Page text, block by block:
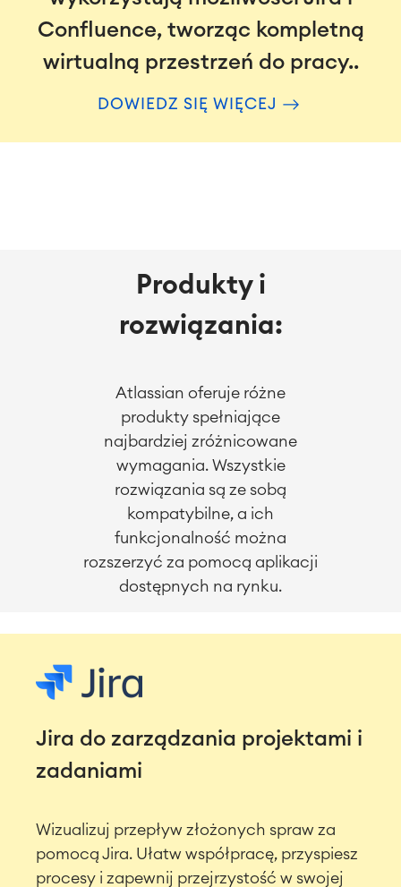
Confluence, tworząc kompletną
wirtualną przestrzeń do pracy..
DOWIEDZ SIĘ WIĘCEJ
Produkty i
rozwiązania:
Atlassian oferuje różne
produkty spełniające
najbardziej zróżnicowane
wymagania. Wszystkie
rozwiązania są ze sobą
kompatybilne, a ich
funkcjonalność można
rozszerzyć za pomocą aplikacji
dostępnych na rynku.
Jira do zarządzania projektami i
zadaniami
Wizualizuj przepływ złożonych spraw za
pomocą Jira. Ułatw współpracę, przyspiesz
procesy i zapewnij przejrzystość w swojej